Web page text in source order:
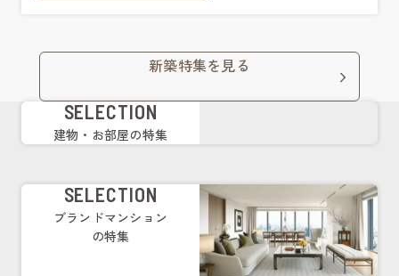
新築特集を見る
SELECTION
建物・お部屋の特集
SELECTION
ブランドマンション
の特集